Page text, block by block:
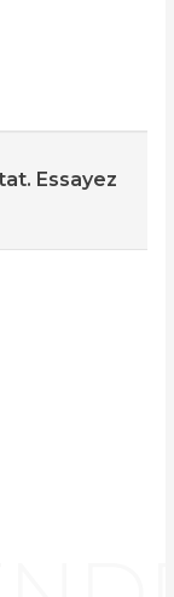
Essayez